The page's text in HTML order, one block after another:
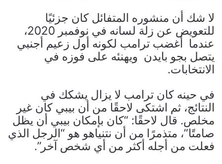
لا شك أن منشوره المتفائل كان جزئيًا
للتعويض عن زلة لسانه في نوفمبر 2020،
عندما أغضب ترامب لكونه أول زعيم أجنبي
يتصل بجو بايدن ويهنئه على فوزه في
الانتخابات.
في حينه كان ترامب لا يزال يشكك في
النتائج، ثم اشتكى لاحقًا من أن بيبي كان غير
مخلص. قال لاحقًا: “كان بإمكان بيبي أن يظل
صامتًا”، متذمرًا من أن نتنياهو هو “الرجل الذي
فعلت من أجله أكثر من أي شخص آخر”.